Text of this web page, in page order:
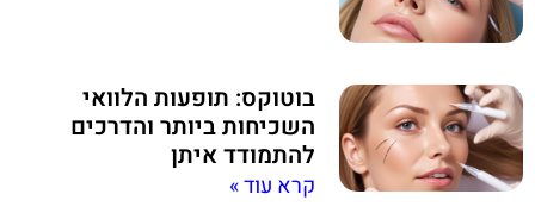
בוטוקס: תופעות הלוואי
השכיחות ביותר והדרכים
להתמודד איתן
קרא עוד »